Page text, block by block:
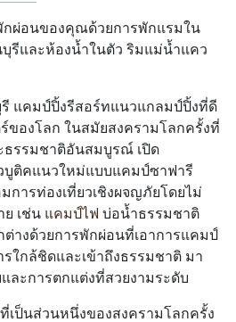
ผ่อนของคุณด้วยการพักแรมใน
รีและห้องน้ำในตัว ริมแม่น้ำแคว
แคมป์ปิ้งรีสอร์ทแนวแกลมป์ปิ้งที่ดี
องโลก ในสมัยสงครามโลกครั้งที่
ธรรมชาติอันสมบูรณ์ เปิด
ติคแนวใหม่แบบแคมป์ซาฟารี
มการท่องเที่ยวเชิงผจญภัยโดยไม่
เช่น แคมป์ไฟ บ่อน้ำธรรมชาติ
ต่างด้วยการพักผ่อนที่เอาการแคมป์
ใกล้ชิดและเข้าถึงธรรมชาติ มา
ละการตกแต่งที่สวยงามระดับ
เป็นส่วนหนึ่งของสงครามโลกครั้ง